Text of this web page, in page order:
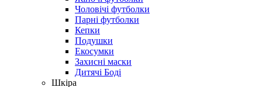
Чоловічі футболки
Парні футболки
Кепки
Подушки
Екосумки
Захисні маски
Дитячі Боді
Шкіра